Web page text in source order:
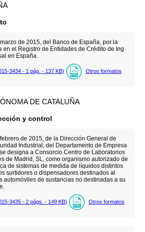
de 2015, del Banco de España, por la
en el Registro de Entidades de Crédito de Ing
en España.
3434 - 1 pág. - 137 KB) Otros formatos
DE CATALUÑA
y control
de 2015, de la Dirección General de
Industrial, del Departamento de Empresa
designa a Consorcio Centro de Laboratorios
de Madrid, SL, como organismo autorizado de
de sistemas de medida de líquidos distintos
surtidores o dispensadores destinados al
automóviles de sustancias no destinadas a su
3435 - 2 págs. - 149 KB) Otros formatos